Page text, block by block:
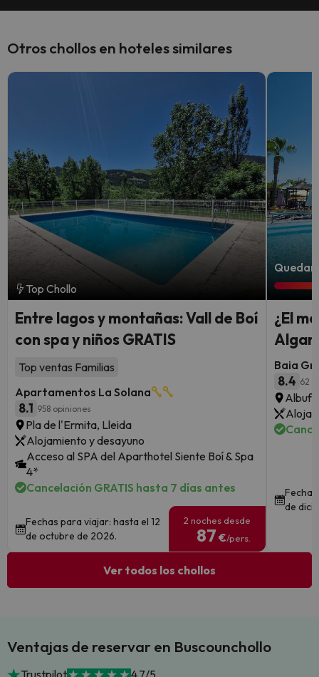
Otros chollos en hoteles similares
Top Chollo
Entre lagos y montañas: Vall de Boí
con spa y niños GRATIS
Top ventas Familias
Apartamentos La Solana
8.1 958 opiniones
Pla de l'Ermita, Lleida
Alojamiento y desayuno
Acceso al SPA del Aparthotel Siente Boí & Spa
4*
Cancelación GRATIS hasta 7 días antes
Fechas para viajar: hasta el 12
de octubre de 2026.
2 noches desde
87 €/pers.
¿El
Baia
8.4 62
de
Ver todos los chollos
Ventajas de reservar en Buscounchollo